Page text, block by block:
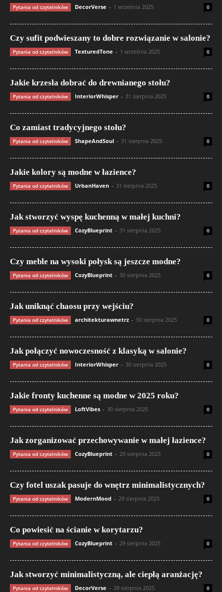
Pytania od czytelników DecorVerse - 1 września 2025 0
Czy sufit podwieszany to dobre rozwiązanie w salonie?
Pytania od czytelników TexturedTone - 1 września 2025 0
Jakie krzesła dobrać do drewnianego stołu?
Pytania od czytelników InteriorWhisper - 31 sierpnia 2025 0
Co zamiast tradycyjnego stołu?
Pytania od czytelników ShapeAndSoul - 31 sierpnia 2025 0
Jakie kolory są modne w łazience?
Pytania od czytelników UrbanHaven - 31 sierpnia 2025 0
Jak stworzyć wyspę kuchenną w małej kuchni?
Pytania od czytelników CozyBlueprint - 31 sierpnia 2025 0
Czy meble na wysoki połysk są jeszcze modne?
Pytania od czytelników CozyBlueprint - 30 sierpnia 2025 0
Jak uniknąć chaosu przy wejściu?
Pytania od czytelników architekturawnetrz - 30 sierpnia 2025 0
Jak połączyć nowoczesność z klasyką w salonie?
Pytania od czytelników InteriorWhisper - 30 sierpnia 2025 0
Jakie fronty kuchenne są modne w 2025 roku?
Pytania od czytelników LoftVibes - 30 sierpnia 2025 0
Jak zorganizować przechowywanie w małej łazience?
Pytania od czytelników CozyBlueprint - 29 sierpnia 2025 0
Czy fotel uszak pasuje do wnętrz minimalistycznych?
Pytania od czytelników ModernMood - 29 sierpnia 2025 0
Co powiesić na ścianie w korytarzu?
Pytania od czytelników CozyBlueprint - 29 sierpnia 2025 0
Jak stworzyć minimalistyczną, ale ciepłą aranżację?
Pytania od czytelników DecorVerse - 28 sierpnia 2025 0